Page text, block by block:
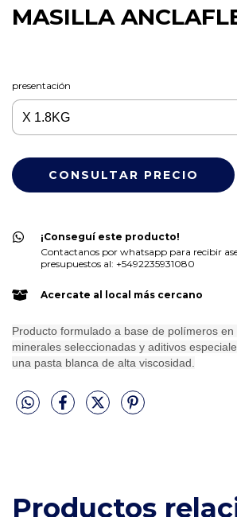
MASILLA
presentación
¡Conseguí este producto!
Contactanos por whatsapp para recibir
presupuestos al: +5492235931080
Acercate al local más cercano
Producto formulado a base de polímeros
minerales seleccionadas y aditivos
una pasta blanca de alta viscosidad.
Productos